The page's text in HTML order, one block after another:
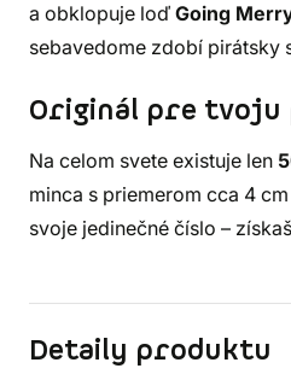
a obklopuje loď Going
sebavedome zdobí pirátsky
Originál pre tvoju
Na celom svete existuje len
minca s priemerom cca 4
svoje jedinečné číslo –
Detaily produktu